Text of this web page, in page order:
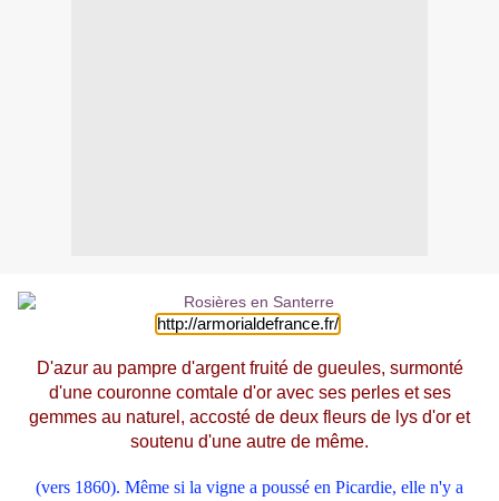
http://armorialdefrance.fr/
D'azur au pampre d'argent fruité de gueules, surmonté
d'une couronne comtale d'or avec ses perles et ses
gemmes au naturel, accosté de deux fleurs de lys d'or et
soutenu d'une autre de même.
(vers 1860). Même si la vigne a poussé en Picardie, elle n'y a